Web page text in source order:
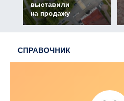
выставили
на продажу
СПРАВОЧНИК